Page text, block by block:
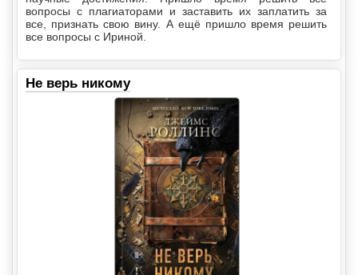
вопросы с плагиаторами и заставить их заплатить за
все, признать свою вину. А ещё пришло время решить
все вопросы с Ириной.
Не верь никому